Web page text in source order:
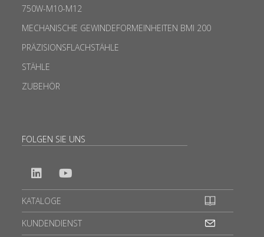
750W-M10-M12
MECHANISCHE GEWINDEFORMEINHEITEN BMI 200
PRÄZISIONSFLACHSTÄHLE
STÄHLE
ZUBEHÖR
FOLGEN SIE UNS
KATALOGE
KUNDENDIENST